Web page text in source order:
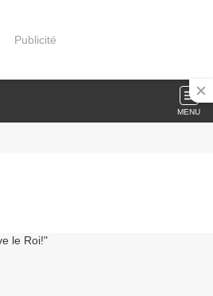
Publicité
MENU